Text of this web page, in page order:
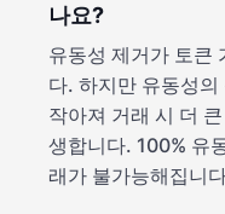
나요?
유동성 제거가 토큰
다. 하지만 유동성
작아져 거래 시 더
생합니다. 100% 유
래가 불가능해집니